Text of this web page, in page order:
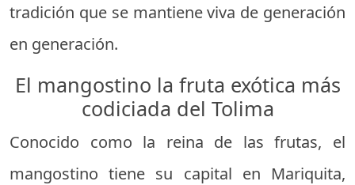
tradición que se mantiene viva de generación
en generación.
El mangostino la fruta exótica más
codiciada del Tolima
Conocido como la reina de las frutas, el
mangostino tiene su capital en Mariquita,